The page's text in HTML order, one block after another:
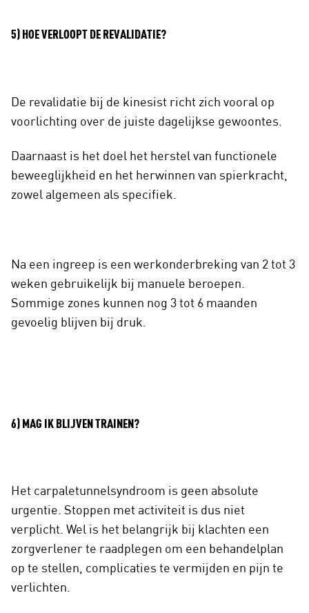
5) HOE VERLOOPT DE REVALIDATIE?
De revalidatie bij de kinesist richt zich vooral op
voorlichting over de juiste dagelijkse gewoontes.
Daarnaast is het doel het herstel van functionele
beweeglijkheid en het herwinnen van spierkracht,
zowel algemeen als specifiek.
Na een ingreep is een werkonderbreking van 2 tot 3
weken gebruikelijk bij manuele beroepen.
Sommige zones kunnen nog 3 tot 6 maanden
gevoelig blijven bij druk.
6) MAG IK BLIJVEN TRAINEN?
Het carpaletunnelsyndroom is geen absolute
urgentie. Stoppen met activiteit is dus niet
verplicht. Wel is het belangrijk bij klachten een
zorgverlener te raadplegen om een behandelplan
op te stellen, complicaties te vermijden en pijn te
verlichten.